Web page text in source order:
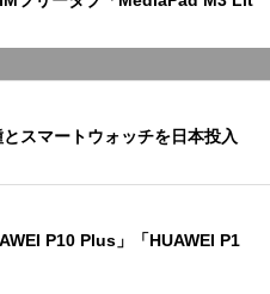
スマートウォッチを日本投入
P10 Plus」「HUAWEI P1